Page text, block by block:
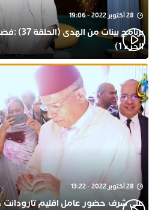
28 أكتوبر 2022 - 19:06
برنامج
الجزء 1)
28 أكتوبر 2022 - 13:22
على شرف حضور عامل اقليم تارودانت